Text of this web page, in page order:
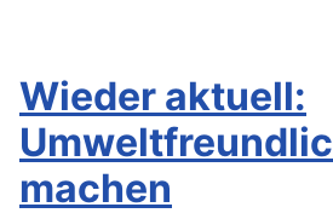
Wieder aktuell:
machen